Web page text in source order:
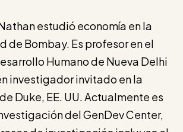
estudió economía en la
de Bombay. Es profesor en el
Humano de Nueva Delhi
investigador invitado en la
Duke, EE. UU. Actualmente es
del GenDev Center,